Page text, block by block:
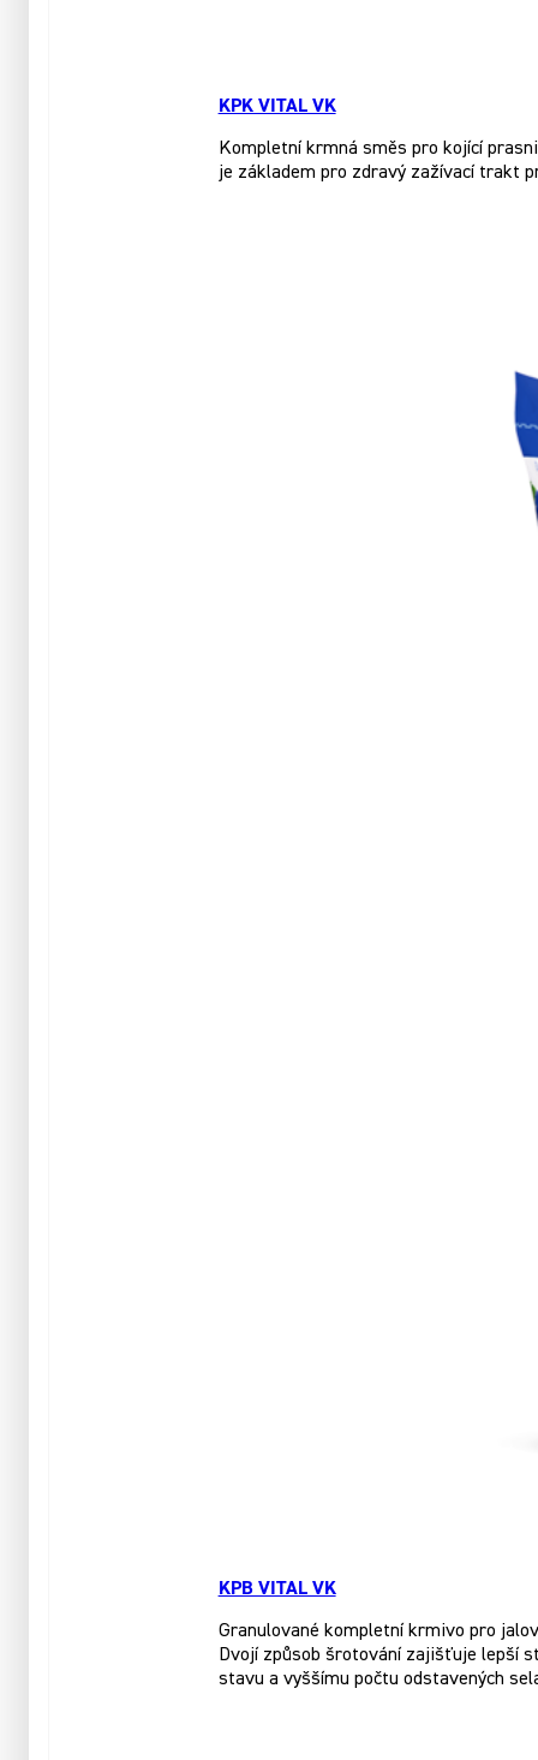
KPK VITAL VK
Kompletní krmná směs pro kojící
je základem pro zdravý zažívací trakt
KPB VITAL VK
Granulované kompletní krmivo pro
Dvojí způsob šrotování zajišťuje lepší
stavu a vyššímu počtu odstavených